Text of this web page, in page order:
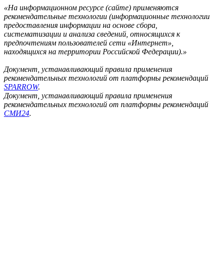
«На информационном ресурсе (сайте) применяются
рекомендательные технологии (информационные технологии
предоставления информации на основе сбора,
систематизации и анализа сведений, относящихся к
предпочтениям пользователей сети «Интернет»,
находящихся на территории Российской Федерации).»
Документ, устанавливающий правила применения
рекомендательных технологий от платформы рекомендаций
SPARROW.
Документ, устанавливающий правила применения
рекомендательных технологий от платформы рекомендаций
СМИ24.